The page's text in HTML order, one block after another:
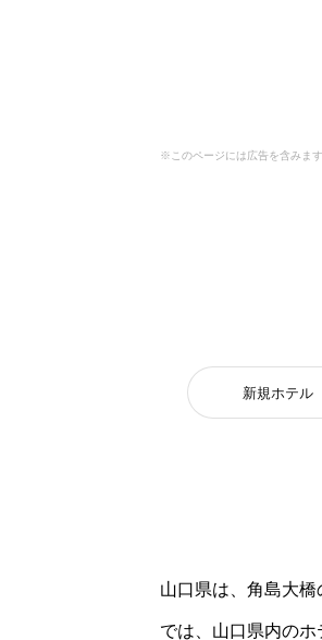
※このページには広告を含みます
新規ホテル
山口県は、角島大
では、山口県内の